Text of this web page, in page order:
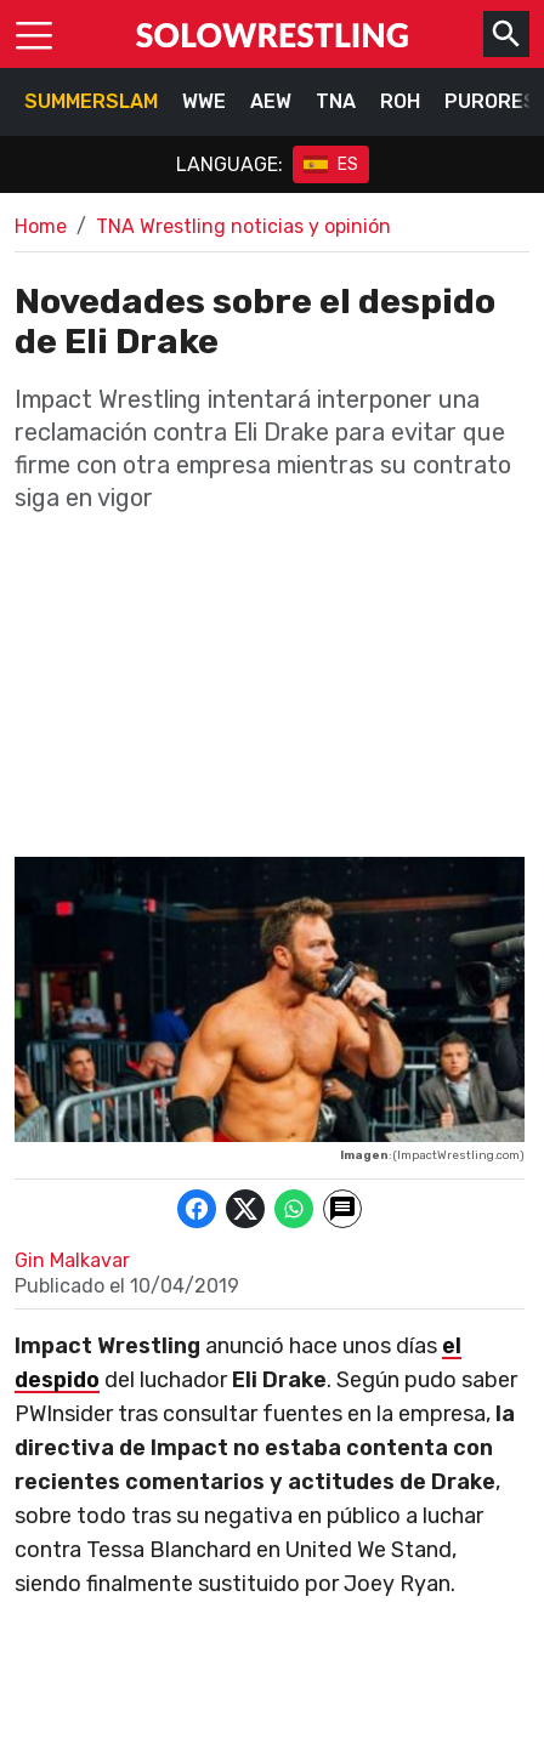
SUMMERSLAM WWE AEW TNA ROH
LANGUAGE: ES
Home TNA Wrestling noticias y opinión
Novedades sobre el despido
de Eli Drake
Impact Wrestling intentará interponer una
reclamación contra Eli Drake para evitar que
firme con otra empresa mientras su contrato
siga en vigor
Imagen: (ImpactWrestling.com)
Gin Malkavar
Publicado el 10/04/2019
Impact Wrestling anunció hace unos días el
despido del luchadorEli Drake. Según pudo saber
PWInsider tras consultar fuentes en la empresa, la
directiva de Impact no estaba contenta con
recientes comentarios y actitudes de Drake,
sobre todo tras su negativa en público a luchar
contra Tessa Blanchard en United We Stand,
siendo finalmente sustituido por Joey Ryan.